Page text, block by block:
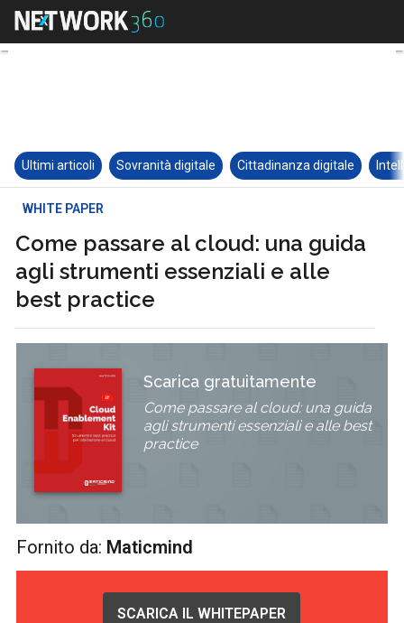
Ultimi articoli Sovranità digitale Cittadinanza digitale
WHITE PAPER
Come passare al cloud: una guida
agli strumenti essenziali e alle
best practice
Scarica gratuitamente
Come passare al cloud: una guida
agli strumenti essenziali e alle best
practice
Fornito da: Maticmind
SCARICA IL WHITEPAPER